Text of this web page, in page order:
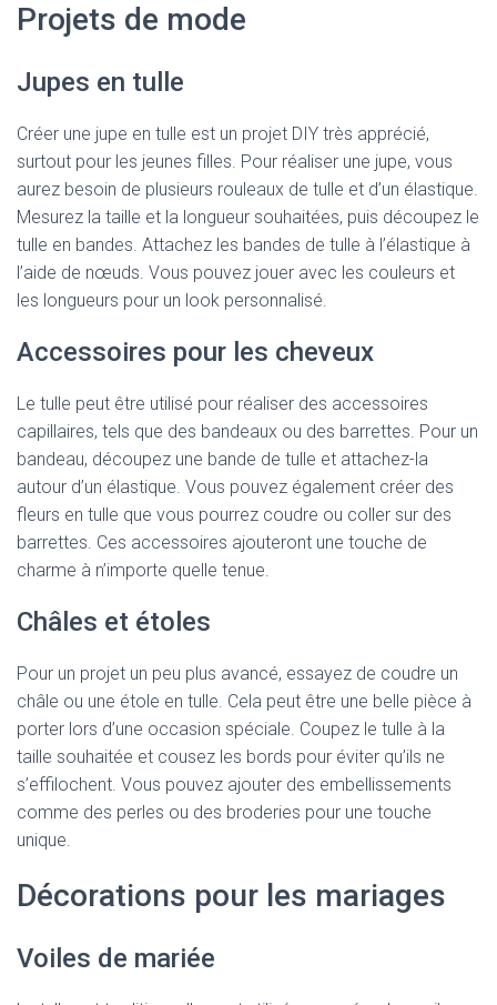
Projets de mode
Jupes en tulle
Créer une jupe en tulle est un projet DIY très apprécié,
surtout pour les jeunes filles. Pour réaliser une jupe, vous
aurez besoin de plusieurs rouleaux de tulle et d’un élastique.
Mesurez la taille et la longueur souhaitées, puis découpez le
tulle en bandes. Attachez les bandes de tulle à l’élastique à
l’aide de nœuds. Vous pouvez jouer avec les couleurs et
les longueurs pour un look personnalisé.
Accessoires pour les cheveux
Le tulle peut être utilisé pour réaliser des accessoires
capillaires, tels que des bandeaux ou des barrettes. Pour un
bandeau, découpez une bande de tulle et attachez-la
autour d’un élastique. Vous pouvez également créer des
fleurs en tulle que vous pourrez coudre ou coller sur des
barrettes. Ces accessoires ajouteront une touche de
charme à n’importe quelle tenue.
Châles et étoles
Pour un projet un peu plus avancé, essayez de coudre un
châle ou une étole en tulle. Cela peut être une belle pièce à
porter lors d’une occasion spéciale. Coupez le tulle à la
taille souhaitée et cousez les bords pour éviter qu’ils ne
s’effilochent. Vous pouvez ajouter des embellissements
comme des perles ou des broderies pour une touche
unique.
Décorations pour les mariages
Voiles de mariée